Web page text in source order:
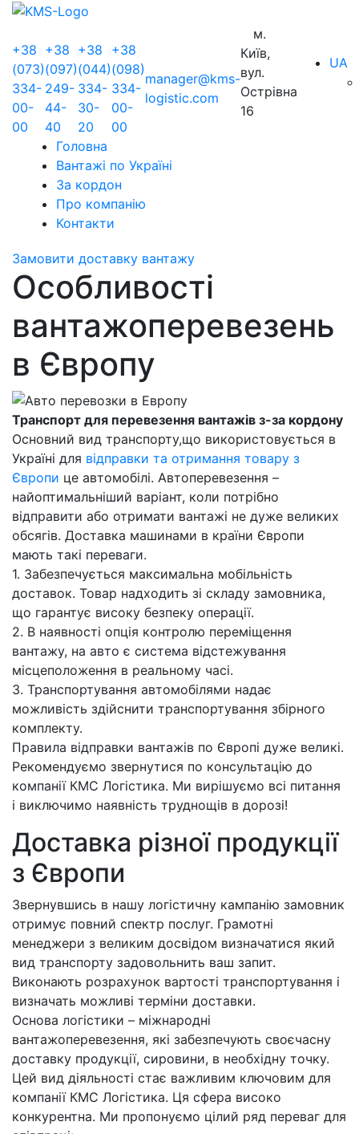
+38
(073)
334-
00-
00
+38
(097)
249-
44-
40
+38
(044)
334-
30-
20
+38
(098)
334-
00-
00
manager@kms-
logistic.com
м.
Київ,
вул.
Острівна
16
UA
Головна
Вантажі по Україні
За кордон
Про компанію
Контакти
Замовити доставку вантажу
Особливості
вантажоперевезень
в Європу
Транспорт для перевезення вантажів з-за кордону
Основний вид транспорту,що використовується в
Україні для відправки та отримання товару з
Європи це автомобілі. Автоперевезення –
найоптимальніший варіант, коли потрібно
відправити або отримати вантажі не дуже великих
обсягів. Доставка машинами в країни Європи
мають такі переваги.
1. Забезпечується максимальна мобільність
доставок. Товар надходить зі складу замовника,
що гарантує високу безпеку операції.
2. В наявності опція контролю переміщення
вантажу, на авто є система відстежування
місцеположення в реальному часі.
3. Транспортування автомобілями надає
можливість здійснити транспортування збірного
комплекту.
Правила відправки вантажів по Європі дуже великі.
Рекомендуємо звернутися по консультацію до
компанії КМС Логістика. Ми вирішуємо всі питання
і виключимо наявність труднощів в дорозі!
Доставка різної продукції
з Європи
Звернувшись в нашу логістичну кампанію замовник
отримує повний спектр послуг. Грамотні
менеджери з великим досвідом визначатися який
вид транспорту задовольнить ваш запит.
Виконають розрахунок вартості транспортування і
визначать можливі терміни доставки.
Основа логістики – міжнародні
вантажоперевезення, які забезпечують своєчасну
доставку продукції, сировини, в необхідну точку.
Цей вид діяльності стає важливим ключовим для
компанії КМС Логістика. Ця сфера високо
конкурентна. Ми пропонуємо цілий ряд переваг для